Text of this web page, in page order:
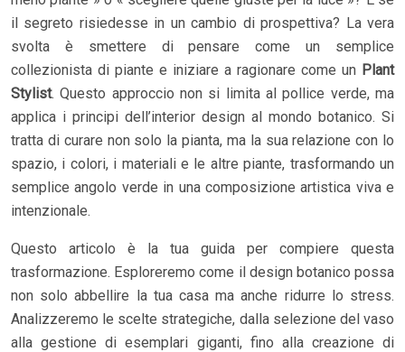
il segreto risiedesse in un cambio di prospettiva? La vera
svolta è smettere di pensare come un semplice
collezionista di piante e iniziare a ragionare come un Plant
Stylist. Questo approccio non si limita al pollice verde, ma
applica i principi dell’interior design al mondo botanico. Si
tratta di curare non solo la pianta, ma la sua relazione con lo
spazio, i colori, i materiali e le altre piante, trasformando un
semplice angolo verde in una composizione artistica viva e
intenzionale.
Questo articolo è la tua guida per compiere questa
trasformazione. Esploreremo come il design botanico possa
non solo abbellire la tua casa ma anche ridurre lo stress.
Analizzeremo le scelte strategiche, dalla selezione del vaso
alla gestione di esemplari giganti, fino alla creazione di